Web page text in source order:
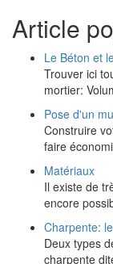
Article
Le Béton et
Trouver ici
mortier:
Pose d'un
Construire
faire
Matériaux
Il existe de
encore
Charpente:
Deux types
charpente